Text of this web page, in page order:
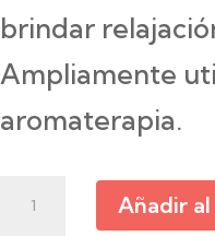
brindar
Ampliamente
aromaterapia.
EcoValle
Añadir